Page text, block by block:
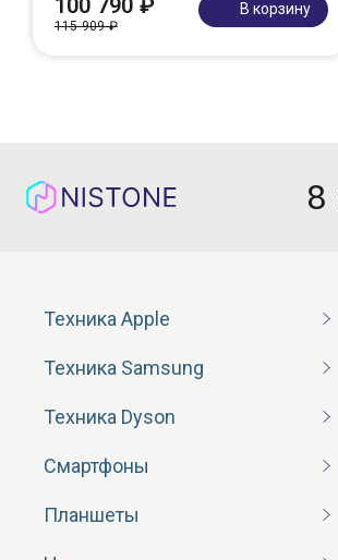
115 909 ₽
В корзину
8
Техника Apple
Техника Samsung
Техника Dyson
Смартфоны
Планшеты